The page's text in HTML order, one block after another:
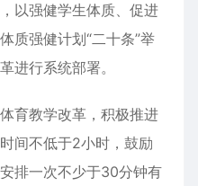
以强健学生体质、促进
质强健计划“二十条”举
进行系统部署。
育教学改革，积极推进
间不低于2小时，鼓励
排一次不少于30分钟有